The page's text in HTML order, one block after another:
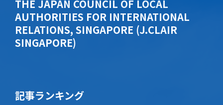
THE JAPAN COUNCIL OF LOCAL
AUTHORITIES FOR INTERNATIONAL
RELATIONS, SINGAPORE (J.CLAIR
SINGAPORE)
記事ランキング